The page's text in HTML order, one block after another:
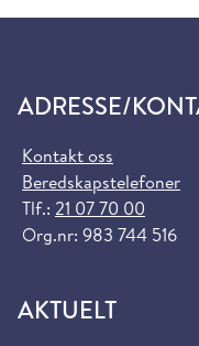
ADRESSE/
Kontakt oss
Beredskapstelefoner
Tlf.: 21 07 70 00
Org.nr: 983 744 516
AKTUELT